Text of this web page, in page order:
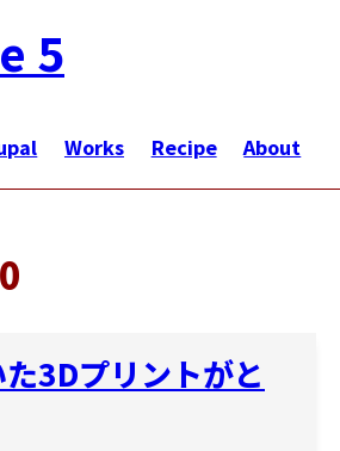
5
Works Recipe About
3Dプリントがと